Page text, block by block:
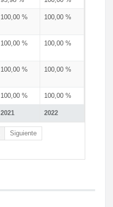
2021 2022
100,00 % 100,00 %
100,00 % 100,00 %
100,00 % 100,00 %
100,00 % 100,00 %
Siguiente